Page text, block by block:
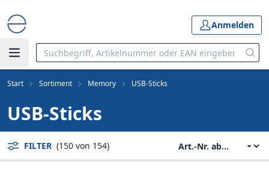
Anmelden
Start Sortiment Memory USB-Sticks
USB-Sticks
FILTER (150 von 154)